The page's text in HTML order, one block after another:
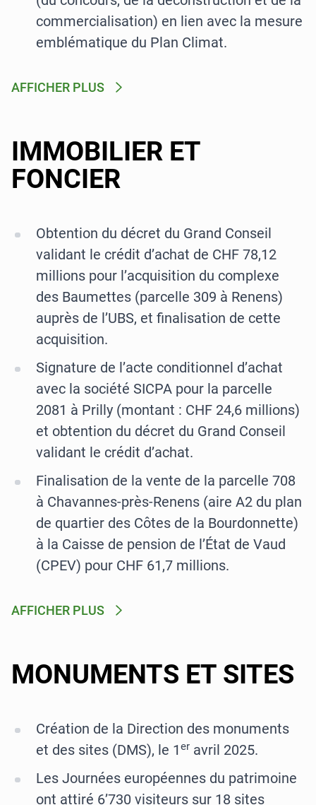
commercialisation) en lien avec la mesure
emblématique du Plan Climat.
AFFICHER PLUS
IMMOBILIER ET
FONCIER
Obtention du décret du Grand Conseil
validant le crédit d’achat de CHF 78,12
millions pour l’acquisition du complexe
des Baumettes (parcelle 309 à Renens)
auprès de l’UBS, et finalisation de cette
acquisition.
Signature de l’acte conditionnel d’achat
avec la société SICPA pour la parcelle
2081 à Prilly (montant : CHF 24,6 millions)
et obtention du décret du Grand Conseil
validant le crédit d’achat.
Finalisation de la vente de la parcelle 708
à Chavannes-près-Renens (aire A2 du plan
de quartier des Côtes de la Bourdonnette)
à la Caisse de pension de l’État de Vaud
(CPEV) pour CHF 61,7 millions.
AFFICHER PLUS
MONUMENTS ET SITES
Création de la Direction des monuments
et des sites (DMS), le 1er avril 2025.
Les Journées européennes du patrimoine
ont attiré 6’730 visiteurs sur 18 sites